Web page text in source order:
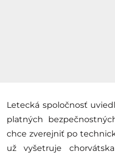
Letecká spoločnosť
platných
chce zverejniť po
už vyšetruje